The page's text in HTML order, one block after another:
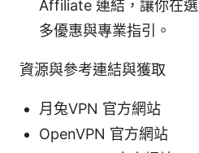
Affiliate 連結，讓你在
多優惠與專業指引。
資源與參考連結與獲取
月兔VPN 官方網站
OpenVPN 官方網站